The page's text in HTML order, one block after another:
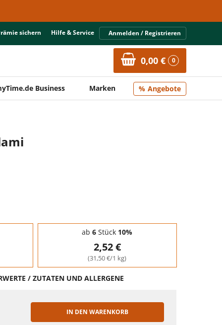
sichern Hilfe & Service Anmelden / Registrieren
0,00 € 0
Business Marken Angebote
ab 6 Stück 10%
2,52 €
(31,50 €/1 kg)
/ ZUTATEN UND ALLERGENE
IN DEN WARENKORB